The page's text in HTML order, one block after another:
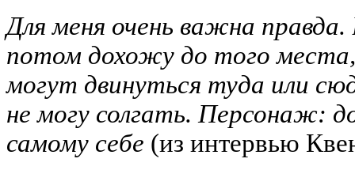
Для меня очень важна
потом дохожу до того
могут двинуться туда или
не могу солгать. Персонаж:
самому себе (из интервью